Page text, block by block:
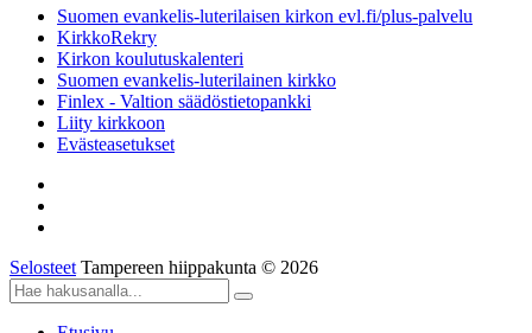
Suomen evankelis-luterilaisen kirkon evl.fi/plus-palvelu
KirkkoRekry
Kirkon koulutuskalenteri
Suomen evankelis-luterilainen kirkko
Finlex - Valtion säädöstietopankki
Liity kirkkoon
Evästeasetukset
Selosteet Tampereen hiippakunta © 2026